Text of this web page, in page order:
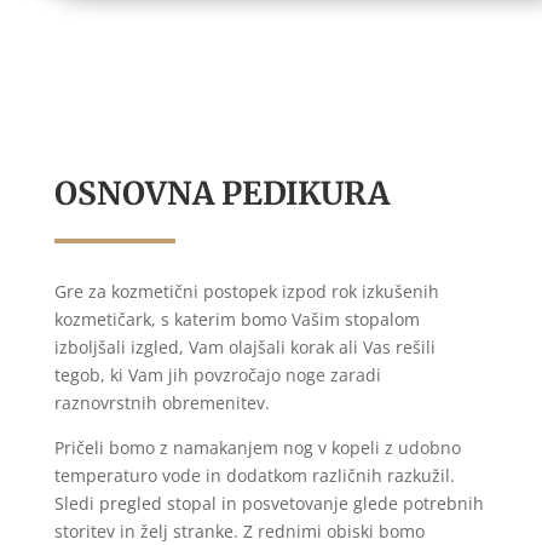
OSNOVNA PEDIKURA
Gre za kozmetični postopek izpod rok izkušenih
kozmetičark, s katerim bomo Vašim stopalom
izboljšali izgled, Vam olajšali korak ali Vas rešili
tegob, ki Vam jih povzročajo noge zaradi
raznovrstnih obremenitev.
Pričeli bomo z namakanjem nog v kopeli z udobno
temperaturo vode in dodatkom različnih razkužil.
Sledi pregled stopal in posvetovanje glede potrebnih
storitev in želj stranke. Z rednimi obiski bomo